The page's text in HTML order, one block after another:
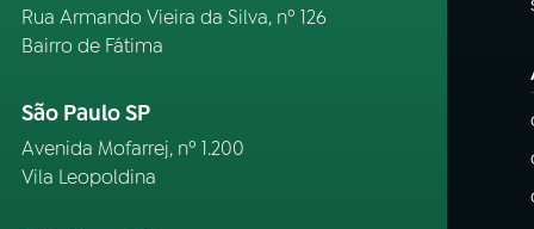
Rua Armando Vieira da Silva, nº 126
Bairro de Fátima
São Paulo SP
Avenida Mofarrej, nº 1.200
Vila Leopoldina